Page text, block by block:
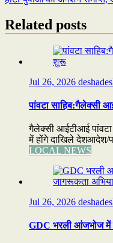
navigation
Related posts
Jul 26, 2026
पांवटा साहिब:गैलेक्सी
गैलेक्सी आईटीआई पांवटा
में होंगे दाखिले देशआदेश/
LOCAL NEWS
Jul 26, 2026
GDC भरली आंजभोज में